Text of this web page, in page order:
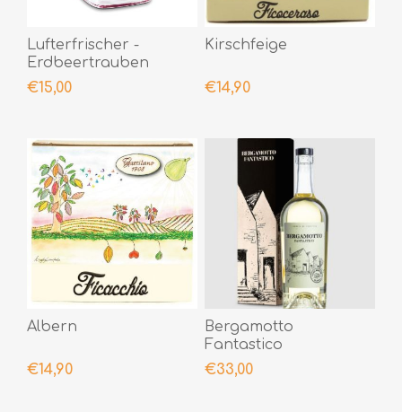
Lufterfrischer -
Erdbeertrauben
€15,00
Kirschfeige
€14,90
Albern
€14,90
Bergamotto
Fantastico
Verpackung
€33,00